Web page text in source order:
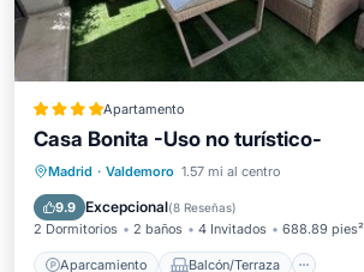
Apartamento
Casa Bonita -Uso no turístico-
Madrid · Valdemoro 1.57 mi al centro
9.9 Excepcional(8 Reseñas)
2 Dormitorios 2 baños 4 Invitados 688.89 pies²
Aparcamiento Balcón/Terraza
Aparcamiento
Balcón/Terraza
Vistas
Aire acondicionado